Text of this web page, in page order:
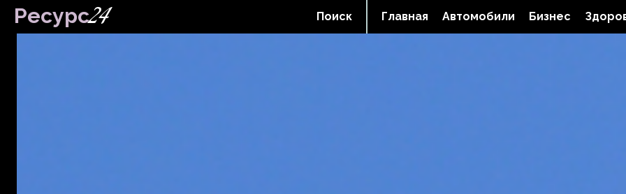
Ресурс24 Главная Автомобили Бизнес
Поиск